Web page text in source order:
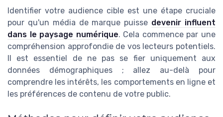
Identifier votre audience cible est une étape cruciale
pour qu'un média de marque puisse devenir influent
dans le paysage numérique. Cela commence par une
compréhension approfondie de vos lecteurs potentiels.
Il est essentiel de ne pas se fier uniquement aux
données démographiques ; allez au-delà pour
comprendre les intérêts, les comportements en ligne et
les préférences de contenu de votre public.